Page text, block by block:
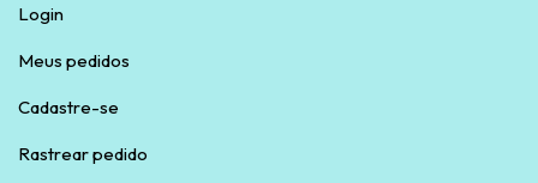
Login
Meus pedidos
Cadastre-se
Rastrear pedido